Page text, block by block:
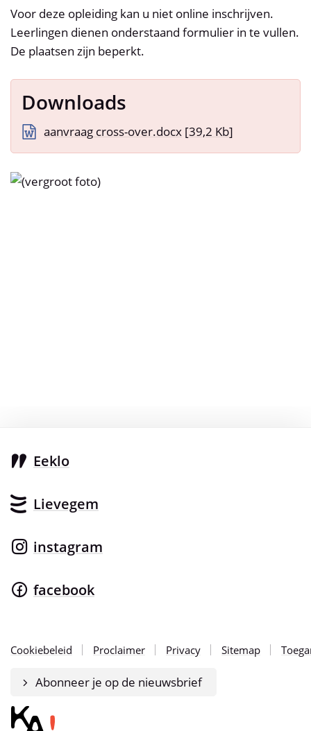
Voor deze opleiding kan u niet online inschrijven.
Leerlingen dienen onderstaand formulier in te vullen.
De plaatsen zijn beperkt.
Downloads
aanvraag cross-over.docx 39,2 Kb
Eeklo
Lievegem
instagram
facebook
Cookiebeleid Proclaimer Privacy Sitemap
Abonneer je op de nieuwsbrief